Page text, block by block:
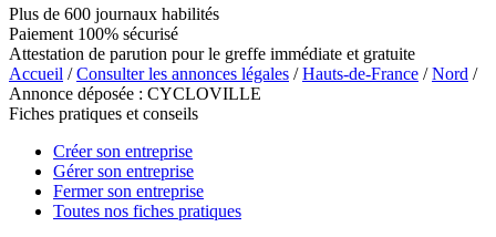
Plus de 600 journaux habilités
Paiement 100% sécurisé
Attestation de parution pour le greffe immédiate et gratuite
Accueil /Consulter les annonces légales /Hauts-de-France /Nord /
Annonce déposée : CYCLOVILLE
Fiches pratiques et conseils
Créer son entreprise
Gérer son entreprise
Fermer son entreprise
Toutes nos fiches pratiques